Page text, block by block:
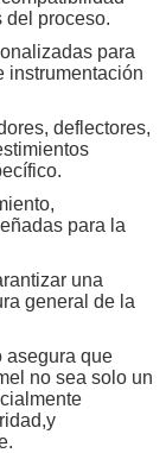
del proceso.
para
instrumentación
deflectores,
para la
una
general de la
asegura que
no sea solo un